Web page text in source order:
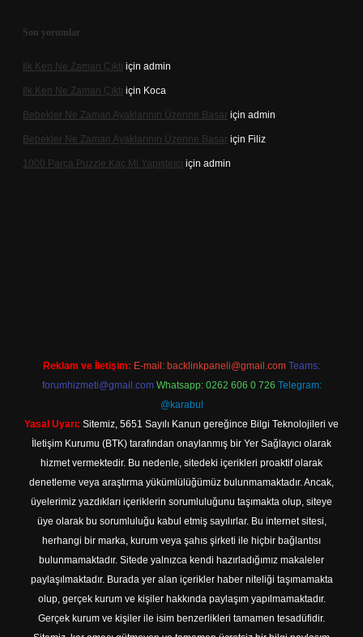
Son yorumlar
Ilk Ken Ne Zaman Çıktı için admin
Ilk Ken Ne Zaman Çıktı için Koca
Bebekler Ne Zaman Ayaklarının Üzerine Basar için admin
Bebekler Ne Zaman Ayaklarının Üzerine Basar için Filiz
1000 Parça Puzzle Kaç Ml Yapıştırıcı için admin
Reklam ve İletişim: E-mail: backlinkpaneli@gmail.com Teams:
forumhizmeti@gmail.com Whatsapp: 0262 606 0 726 Telegram:
@karabul
Yasal Uyarı: Sitemiz, 5651 Sayılı Kanun gereğince Bilgi Teknolojileri ve
İletişim Kurumu (BTK) tarafından onaylanmış bir Yer Sağlayıcı olarak
hizmet vermektedir. Bu nedenle, sitedeki içerikleri proaktif olarak
denetleme veya araştırma yükümlülüğümüz bulunmamaktadır. Ancak,
üyelerimiz yazdıkları içeriklerin sorumluluğunu taşımakta olup, siteye
üye olarak bu sorumluluğu kabul etmiş sayılırlar. Bu internet sitesi,
herhangi bir marka, kurum veya şahıs şirketi ile hiçbir bağlantısı
bulunmamaktadır. Sitede yalnızca kendi hazırladığımız makaleler
paylaşılmaktadır. Burada yer alan içerikler haber niteliği taşımamakta
olup, gerçek kurum ve kişiler hakkında paylaşım yapılmamaktadır.
Gerçek kurum ve kişiler ile isim benzerlikleri tamamen tesadüfidir.